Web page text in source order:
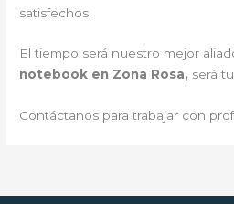
satisfechos.
El tiempo será nuestro mejor
notebook en Zona Rosa, será
Contáctanos para trabajar con